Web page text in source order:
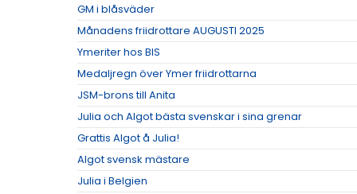
GM i blåsväder
Månadens friidrottare AUGUSTI 2025
Ymeriter hos BIS
Medaljregn över Ymer friidrottarna
JSM-brons till Anita
Julia och Algot bästa svenskar i sina grenar
Grattis Algot å Julia!
Algot svensk mästare
Julia i Belgien